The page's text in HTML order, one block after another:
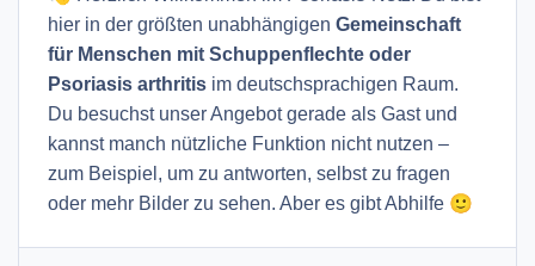
hier in der größten unabhängigen Gemeinschaft
für Menschen mit Schuppenflechte oder
Psoriasis arthritis im deutschsprachigen Raum.
Du besuchst unser Angebot gerade als Gast und
kannst manch nützliche Funktion nicht nutzen –
zum Beispiel, um zu antworten, selbst zu fragen
oder mehr Bilder zu sehen. Aber es gibt Abhilfe 🙂